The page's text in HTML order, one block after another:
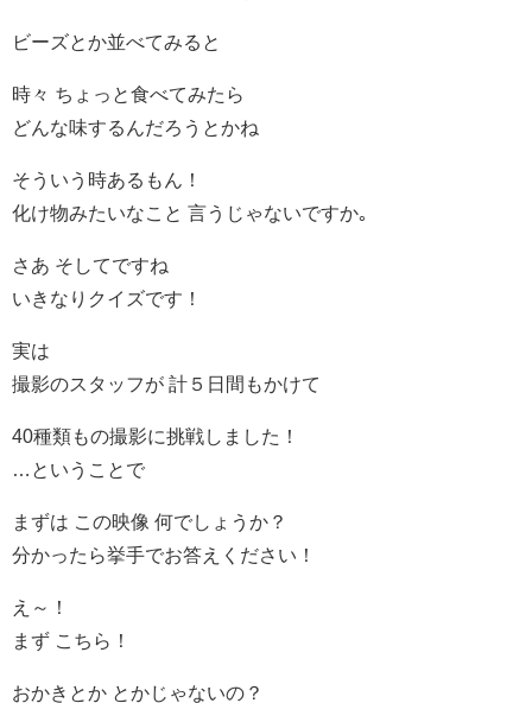
ビーズとか並べてみると
時々 ちょっと食べてみたら
どんな味するんだろうとかね
そういう時あるもん！
化け物みたいなこと 言うじゃないですか｡
さあ そしてですね
いきなりクイズです！
実は
撮影のスタッフが 計５日間もかけて
40種類もの撮影に挑戦しました！
…ということで
まずは この映像 何でしょうか？
分かったら挙手でお答えください！
え～！
まず こちら！
おかきとか とかじゃないの？